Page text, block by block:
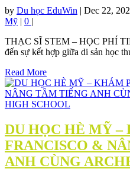
by Du học EduWin | Dec 22,
Mỹ | 0 |
THẠC SĨ STEM – HỌC PHÍ
đến sự kết hợp giữa di sản học
Read More
DU HỌC HÈ MỸ –
FRANCISCO &
ANH CÙNG